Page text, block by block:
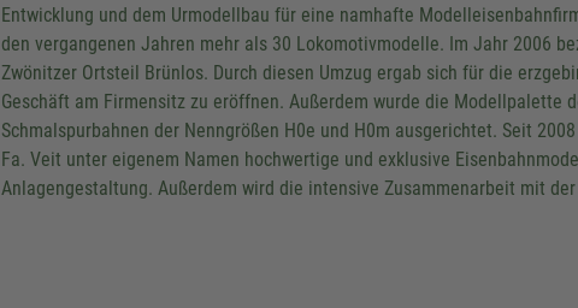
Entwicklung und dem Urmodellbau für eine namhafte
den vergangenen Jahren mehr als 30 Lokomotivmodelle. Im Jahr 2006
Zwönitzer Ortsteil Brünlos. Durch diesen Umzug ergab sich für die
Geschäft am Firmensitz zu eröffnen. Außerdem wurde die Modellpalette
Schmalspurbahnen der Nenngrößen H0e und H0m ausgerichtet. Seit
Fa. Veit unter eigenem Namen hochwertige und exklusive
Anlagengestaltung. Außerdem wird die intensive Zusammenarbeit mit
Mehr Informationen
Akzeptieren
powered byUsercentrics Consent
Platform&eRecht24